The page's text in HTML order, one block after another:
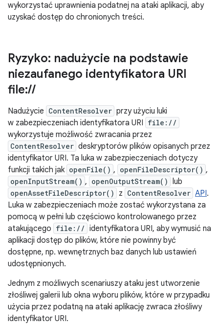
wykorzystać uprawnienia podatnej na ataki aplikacji, aby
uzyskać dostęp do chronionych treści.
Ryzyko: nadużycie na podstawie
niezaufanego identyfikatora URI
file://
Nadużycie ContentResolver przy użyciu luki
w zabezpieczeniach identyfikatora URI file://
wykorzystuje możliwość zwracania przez
ContentResolver deskryptorów plików opisanych przez
identyfikator URI. Ta luka w zabezpieczeniach dotyczy
funkcji takich jak openFile() , openFileDescriptor() ,
openInputStream() , openOutputStream() lub
openAssetFileDescriptor() z ContentResolver API.
Luka w zabezpieczeniach może zostać wykorzystana za
pomocą w pełni lub częściowo kontrolowanego przez
atakującego file:// identyfikatora URI, aby wymusić na
aplikacji dostęp do plików, które nie powinny być
dostępne, np. wewnętrznych baz danych lub ustawień
udostępnionych.
Jednym z możliwych scenariuszy ataku jest utworzenie
złośliwej galerii lub okna wyboru plików, które w przypadku
użycia przez podatną na ataki aplikację zwraca złośliwy
identyfikator URI.